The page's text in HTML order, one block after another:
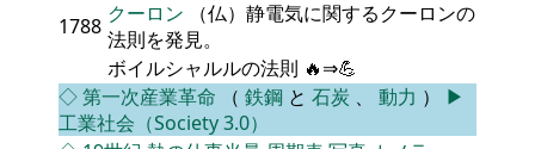
1788 クーロン （仏）静電気に関するクーロンの
法則を発見。
ボイルシャルルの法則 🔥⇒💪
◇第一次産業革命 （ 鉄鋼 と 石炭 、 動力 ） ▶
工業社会（Society 3.0）